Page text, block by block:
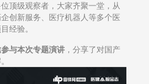
顶级观察者，大家齐聚一堂，从
创新服务、医疗机器人等多个医
经验。
与本次专题演讲，分享了对国产